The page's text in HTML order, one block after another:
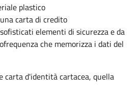
plastico
carta di credito
elementi di sicurezza e da
che memorizza i dati del
carta d'identità cartacea, quella